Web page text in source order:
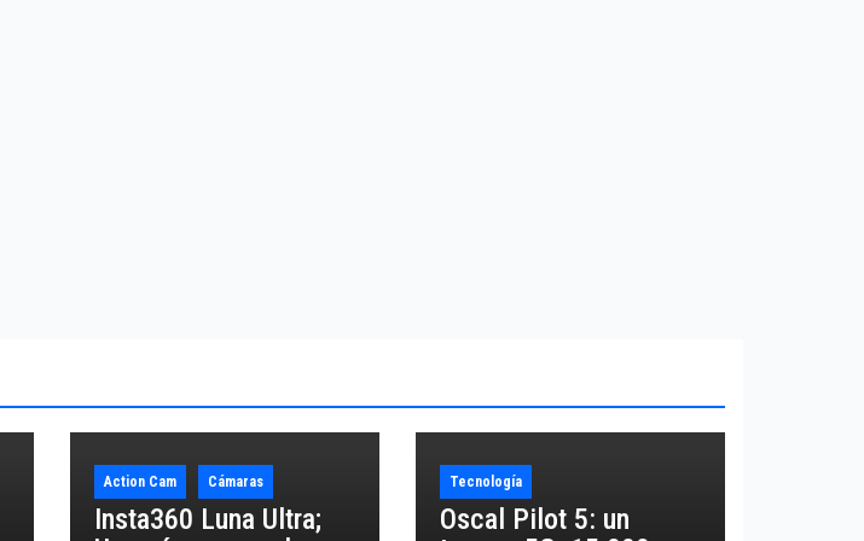
Action Cam Cámaras
Insta360 Luna Ultra;
Tecnología
Oscal Pilot 5: un